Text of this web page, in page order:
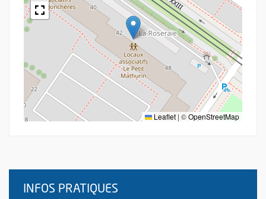
Leaflet | ©OpenStreetMap
INFOS PRATIQUES